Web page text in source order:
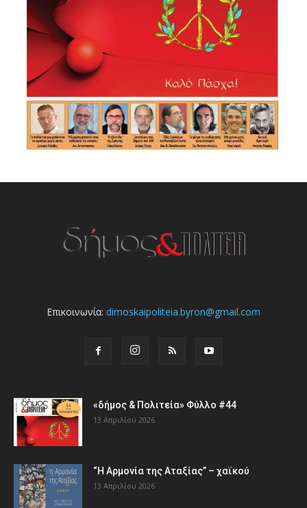
Επικοινωνία: dimoskaipoliteia.byron@gmail.com
«δήμος & Πολιτεία» Φύλλο #44
13 Απριλίου 2026
“Η Αρμονία της Αταξίας” – χαϊκού
13 Απριλίου 2026